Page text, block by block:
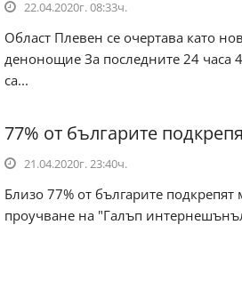
22.04.2020г. 08:33ч.
Област Плевен се очертава като
денонощие За последните 24 часа
са...
77% от българите
21.04.2020г. 23:40ч.
Близо 77% от българите
проучване на "Галъп